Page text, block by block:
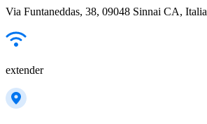
Via Funtaneddas, 38, 09048 Sinnai CA, Italia
extender